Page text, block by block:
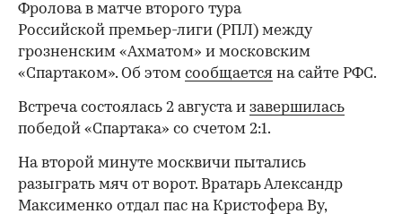
Фролова в матче второго тура
Российской премьер-лиги (РПЛ) между
грозненским «Ахматом» и московским
«Спартаком». Об этом сообщается на сайте РФС.
Встреча состоялась 2 августа и завершилась
победой «Спартака» со счетом 2:1.
На второй минуте москвичи пытались
разыграть мяч от ворот. Вратарь Александр
Максименко отдал пас на Кристофера Ву,